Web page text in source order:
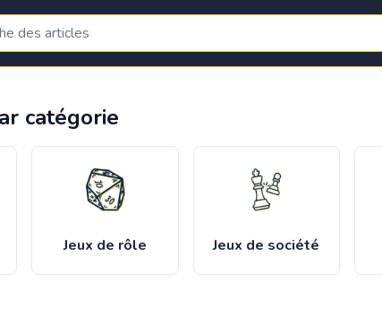
catégorie
Jeux de rôle Jeux de société